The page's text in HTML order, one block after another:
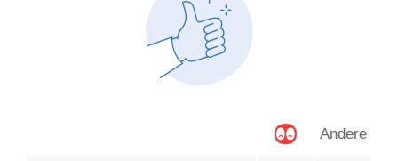
Andere